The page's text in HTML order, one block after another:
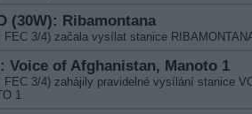
(30W): Ribamontana
FEC 3/4) začala vysílat stanice
Voice of Afghanistan, Manoto 1
FEC 3/4) zahájily pravidelné vysílání stanice
1